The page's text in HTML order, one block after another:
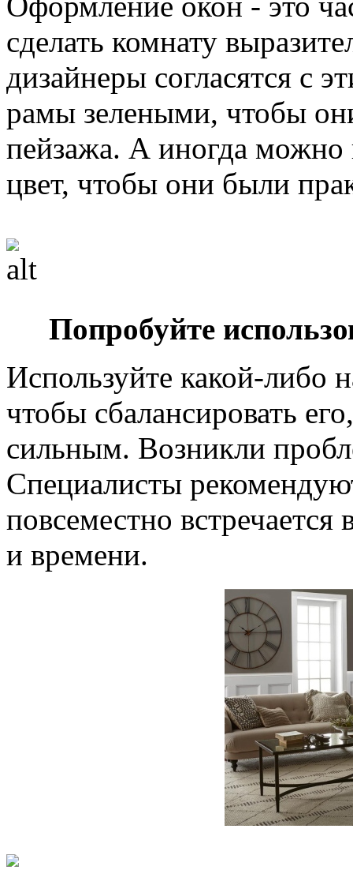
сделать комнату
дизайнеры согласятся с
рамы зелеными, чтобы
пейзажа. А иногда можно
цвет, чтобы они были
Попробуйте
Используйте какой-либо
чтобы сбалансировать
сильным. Возникли
Специалисты
повсеместно
и времени.